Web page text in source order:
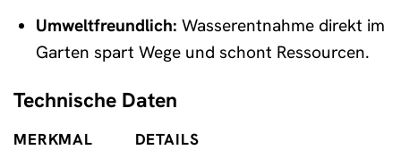
Umweltfreundlich: Wasserentnahme direkt im
Garten spart Wege und schont Ressourcen.
Technische Daten
MERKMAL
DETAILS